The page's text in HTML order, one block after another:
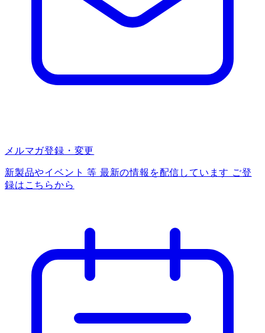
メルマガ登録・変更
新製品やイベント 等 最新の情報を配信しています ご登
録はこちらから